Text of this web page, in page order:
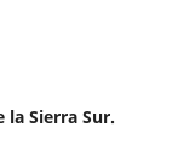
la Sierra Sur.